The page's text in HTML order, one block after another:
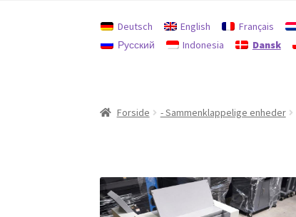
Deutsch English Français
Русский
Indonesia Dansk
Forside - Sammenklappelige enheder